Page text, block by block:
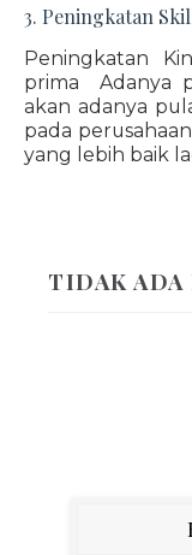
3. Peningkatan
Peningkatan
prima Adanya
akan adanya
pada
yang lebih baik
TIDAK ADA